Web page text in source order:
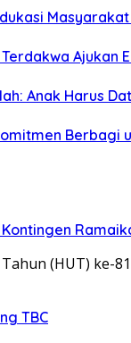
Ajukan
Anak Harus
Berbagi
(HUT) ke-
TBC